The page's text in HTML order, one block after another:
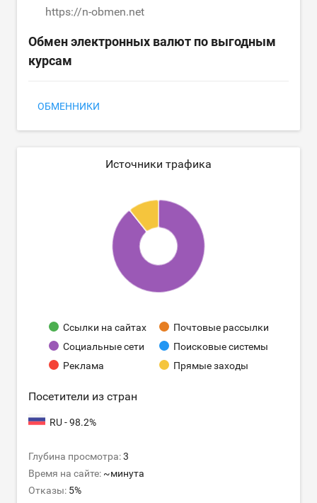
https://n-obmen.net
Обмен электронных валют по выгодным
курсам
ОБМЕННИКИ
Источники трафика
Ссылки на сайтах
Почтовые рассылки
Социальные сети
Поисковые системы
Реклама
Прямые заходы
Посетители из стран
RU - 98.2%
Глубина просмотра:3
Время на сайте: ~минута
Отказы: 5%